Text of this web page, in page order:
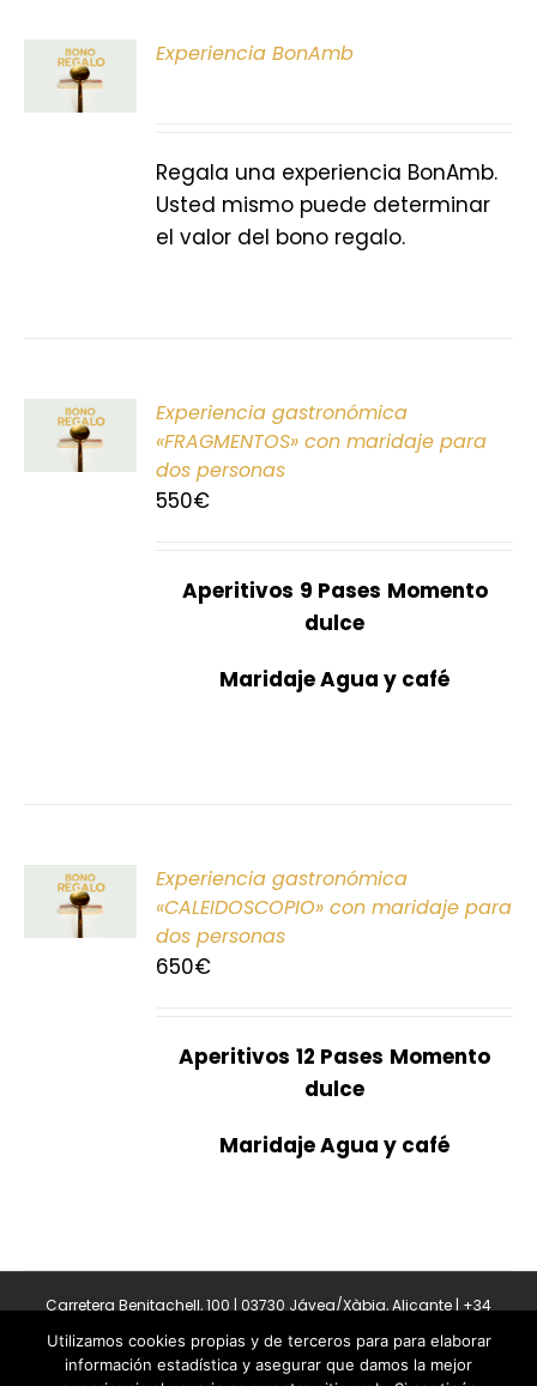
Experiencia BonAmb
Regala una experiencia BonAmb.
Usted mismo puede determinar
el valor del bono regalo.
Experiencia gastronómica
«FRAGMENTOS» con maridaje para
dos personas
550€
Aperitivos 9 Pases Momento
dulce
Maridaje Agua y café
Experiencia gastronómica
«CALEIDOSCOPIO» con maridaje para
dos personas
650€
Aperitivos 12 Pases Momento
dulce
Maridaje Agua y café
Carretera Benitachell, 100 | 03730 Jávea/Xàbia, Alicante | +34
Copyright 2011-2026 BonAmb Restaurant | All Rights Reserved |
Política de privacidad|Powered by Insertcom
Utilizamos cookies propias y de terceros para para elaborar
información estadística y asegurar que damos la mejor